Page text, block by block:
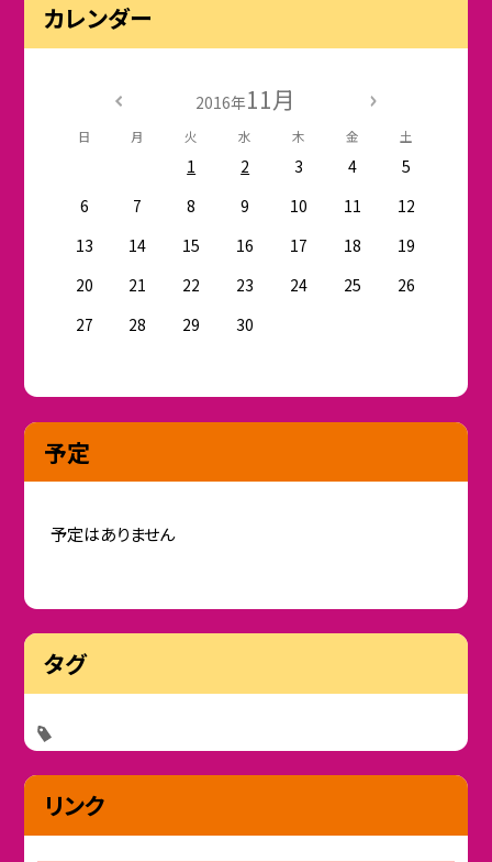
カレンダー
2016年11月
日 月 火 水 木 金 土
1 2 3 4
5
6
7 8 9 10 11
12
13
14 15 16 17 18
19
20
21 22 23 24 25
26
27
28 29 30
予定
予定はありません
タグ
リンク